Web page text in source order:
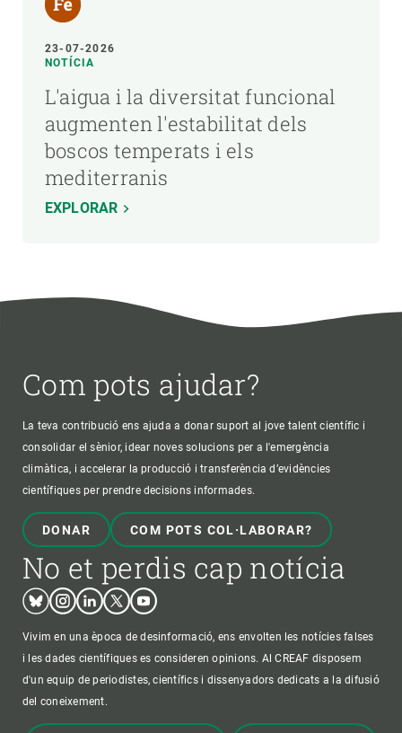
23-07-2026
NOTÍCIA
L'aigua i la diversitat funcional
augmenten l'estabilitat dels
boscos temperats i els
mediterranis
EXPLORAR
Com pots ajudar?
La teva contribució ens ajuda a donar suport al jove talent científic i
consolidar el sènior, idear noves solucions per a l'emergència
climàtica, i accelerar la producció i transferència d’evidències
científiques per prendre decisions informades.
DONAR COM POTS COL·LABORAR?
No et perdis cap notícia
BlueskyInstagram
LinkedinTwitterYoutube
Vivim en una època de desinformació, ens envolten les notícies falses
i les dades científiques es consideren opinions. Al CREAF disposem
d'un equip de periodistes, científics i dissenyadors dedicats a la difusió
del coneixement.